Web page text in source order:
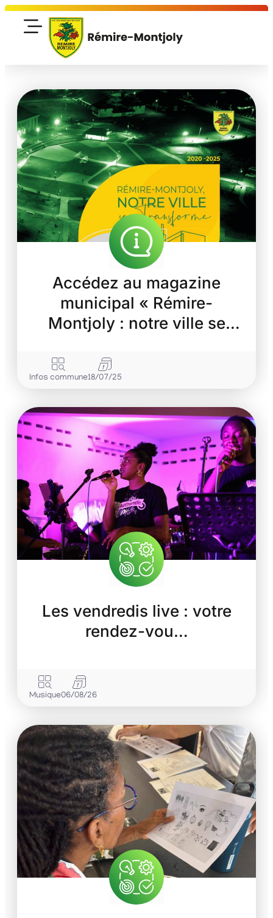
Accédez au magazine
municipal « Rémire-
Montjoly : notre ville se
Infos commune18/07/25
Les vendredis live : votre
rendez-vou…
Musique06/08/26